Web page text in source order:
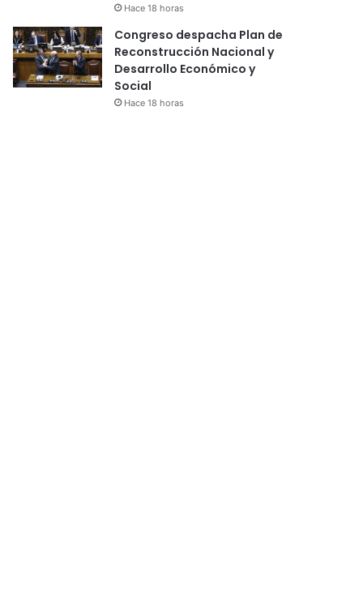
Hace 18 horas
Congreso despacha Plan de
Reconstrucción Nacional y
Desarrollo Económico y
Social
Hace 18 horas